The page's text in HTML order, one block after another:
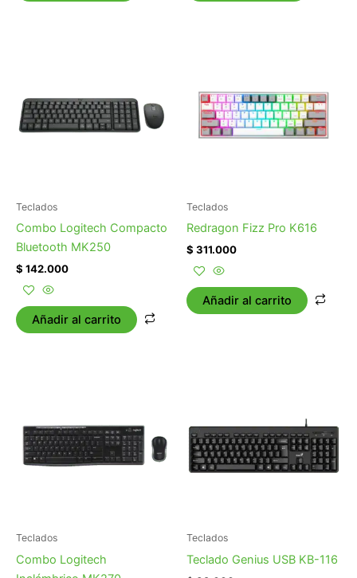
Teclados
Combo Logitech Compacto
Bluetooth MK250
$ 142.000
Añadir al carrito
Teclados
Redragon Fizz Pro K616
$ 311.000
Añadir al carrito
Teclados
Combo Logitech
Teclados
Teclado Genius USB KB-116